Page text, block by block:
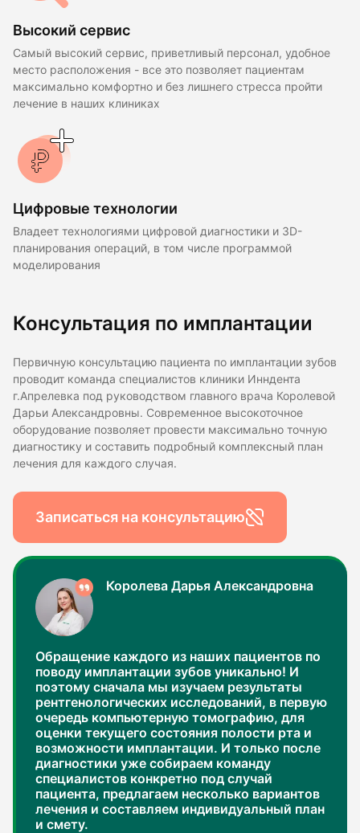
Высокий сервис
Самый высокий сервис, приветливый персонал, удобное
место расположения - все это позволяет пациентам
максимально комфортно и без лишнего стресса пройти
лечение в наших клиниках
Цифровые технологии
Владеет технологиями цифровой диагностики и 3D-
планирования операций, в том числе программой
моделирования
Консультация по имплантации
Первичную консультацию пациента по имплантации зубов
проводит команда специалистов клиники Инндента
г.Апрелевка под руководством главного врача Королевой
Дарьи Александровны. Современное высокоточное
оборудование позволяет провести максимально точную
диагностику и составить подробный комплексный план
лечения для каждого случая.
Записаться на консультацию
Королева Дарья Александровна
Обращение каждого из наших пациентов по
поводу имплантации зубов уникально! И
поэтому сначала мы изучаем результаты
рентгенологических исследований, в первую
очередь компьютерную томографию, для
оценки текущего состояния полости рта и
возможности имплантации. И только после
диагностики уже собираем команду
специалистов конкретно под случай
пациента, предлагаем несколько вариантов
лечения и составляем индивидуальный план
и смету.